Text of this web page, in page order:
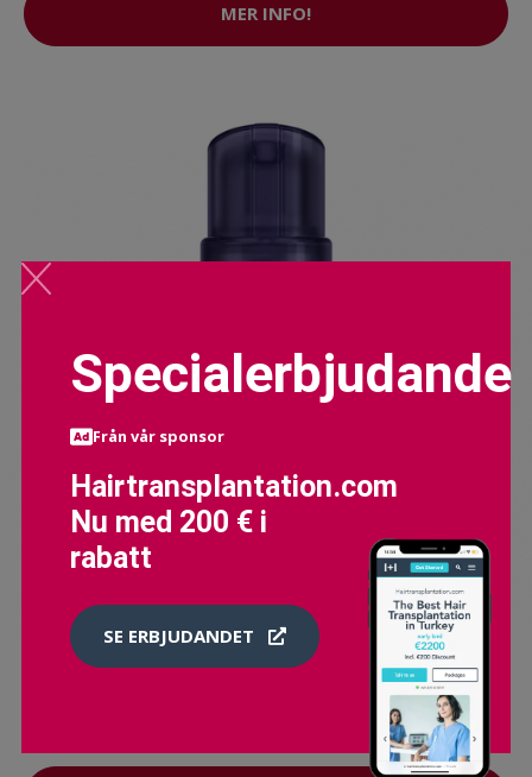
MER INFO!
ALTERNA CAVIAR PROFESSIONAL STYLING SHEER DRY
Specialerbjudande
Från vår sponsor
Hairtransplantation.com
Nu med 200 € i
rabatt
SE ERBJUDANDET